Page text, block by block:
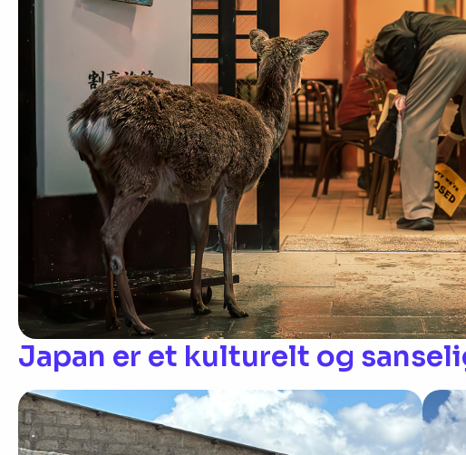
Japan er et kulturelt og